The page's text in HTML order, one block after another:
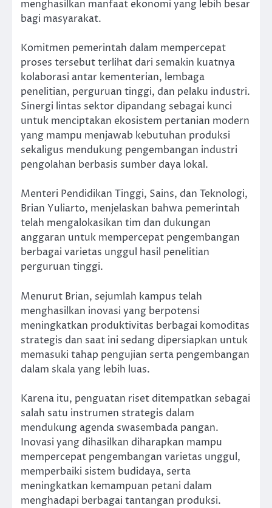
menghasilkan manfaat ekonomi yang lebih besar
bagi masyarakat.
Komitmen pemerintah dalam mempercepat
proses tersebut terlihat dari semakin kuatnya
kolaborasi antar kementerian, lembaga
penelitian, perguruan tinggi, dan pelaku industri.
Sinergi lintas sektor dipandang sebagai kunci
untuk menciptakan ekosistem pertanian modern
yang mampu menjawab kebutuhan produksi
sekaligus mendukung pengembangan industri
pengolahan berbasis sumber daya lokal.
Menteri Pendidikan Tinggi, Sains, dan Teknologi,
Brian Yuliarto, menjelaskan bahwa pemerintah
telah mengalokasikan tim dan dukungan
anggaran untuk mempercepat pengembangan
berbagai varietas unggul hasil penelitian
perguruan tinggi.
Menurut Brian, sejumlah kampus telah
menghasilkan inovasi yang berpotensi
meningkatkan produktivitas berbagai komoditas
strategis dan saat ini sedang dipersiapkan untuk
memasuki tahap pengujian serta pengembangan
dalam skala yang lebih luas.
Karena itu, penguatan riset ditempatkan sebagai
salah satu instrumen strategis dalam
mendukung agenda swasembada pangan.
Inovasi yang dihasilkan diharapkan mampu
mempercepat pengembangan varietas unggul,
memperbaiki sistem budidaya, serta
meningkatkan kemampuan petani dalam
menghadapi berbagai tantangan produksi.